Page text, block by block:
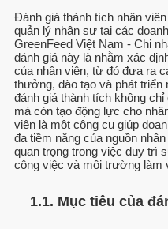
Đánh giá thành tích nhân
quản lý nhân sự tại các
GreenFeed Việt Nam - Chi
đánh giá này là nhằm xác
của nhân viên, từ đó đưa ra
thưởng, đào tạo và phát triển
đánh giá thành tích không
mà còn tạo động lực cho
viên là một công cụ giúp
đa tiềm năng của nguồn
quan trọng trong việc duy trì
công việc và môi trường làm
1.1. Mục tiêu của